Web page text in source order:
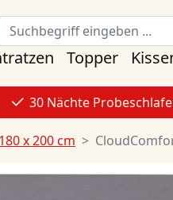
Topper
30 Nächte
x 200 cm